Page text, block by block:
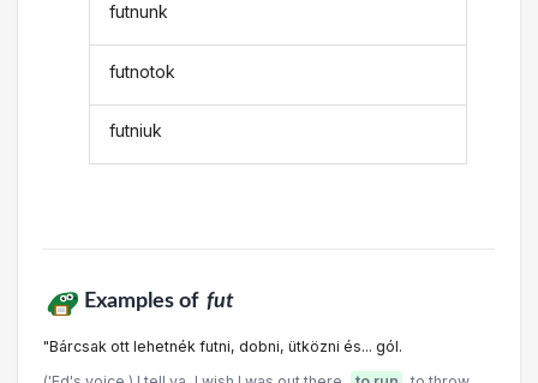
futnunk
futnotok
futniuk
Examples of fut
"Bárcsak ott lehetnék futni, dobni, ütközni és... gól.